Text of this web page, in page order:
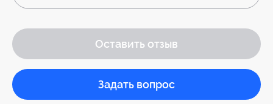
Оставить отзыв
Задать вопрос